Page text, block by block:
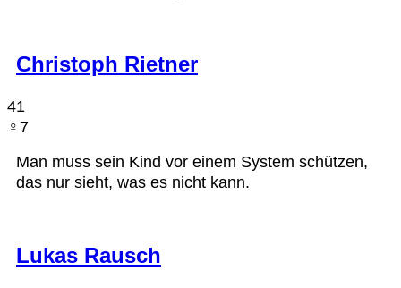
Christoph Rietner
41
♀︎7
Man muss sein Kind vor einem System schützen,
das nur sieht, was es nicht kann.
Lukas Rausch